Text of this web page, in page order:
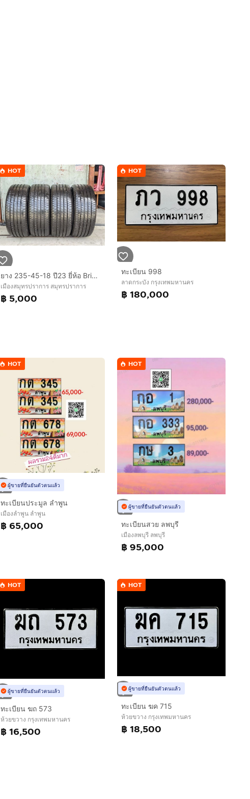
HOT
ยาง 235-45-18 ปี23 ยี่ห้อ Bridgestone turanza t005a
เมืองสมุทรปราการ สมุทรปราการ
฿ 5,000
HOT
ทะเบียน 998
ลาดกระบัง กรุงเทพมหานคร
฿ 180,000
HOT
ผู้ขายที่ยืนยันตัวตนแล้ว
ทะเบียนประมูล ลำพูน
เมืองลำพูน ลำพูน
฿ 65,000
HOT
ผู้ขายที่ยืนยันตัวตนแล้ว
ทะเบียนสวย ลพบุรี
เมืองลพบุรี ลพบุรี
฿ 95,000
HOT
ผู้ขายที่ยืนยันตัวตนแล้ว
ทะเบียน ฆถ 573
ห้วยขวาง กรุงเทพมหานคร
฿ 16,500
HOT
ผู้ขายที่ยืนยันตัวตนแล้ว
ทะเบียน ฆค 715
ห้วยขวาง กรุงเทพมหานคร
฿ 18,500